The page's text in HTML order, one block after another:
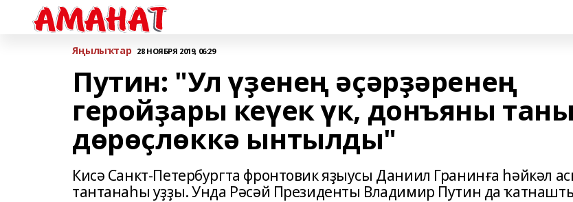
Яңылыҡтар 28 НОЯБРЯ 2019, 06:29
Путин: "Ул үҙенең әҫәрҙәренең
геройҙары кеүек үк, донъяны
дөрөҫлөккә ынтылды"
Кисә Санкт-Петербургта фронтовик яҙыусы Даниил Гранинға һәйкәл
тантанаһы уҙҙы. Унда Рәсәй Президенты Владимир Путин да